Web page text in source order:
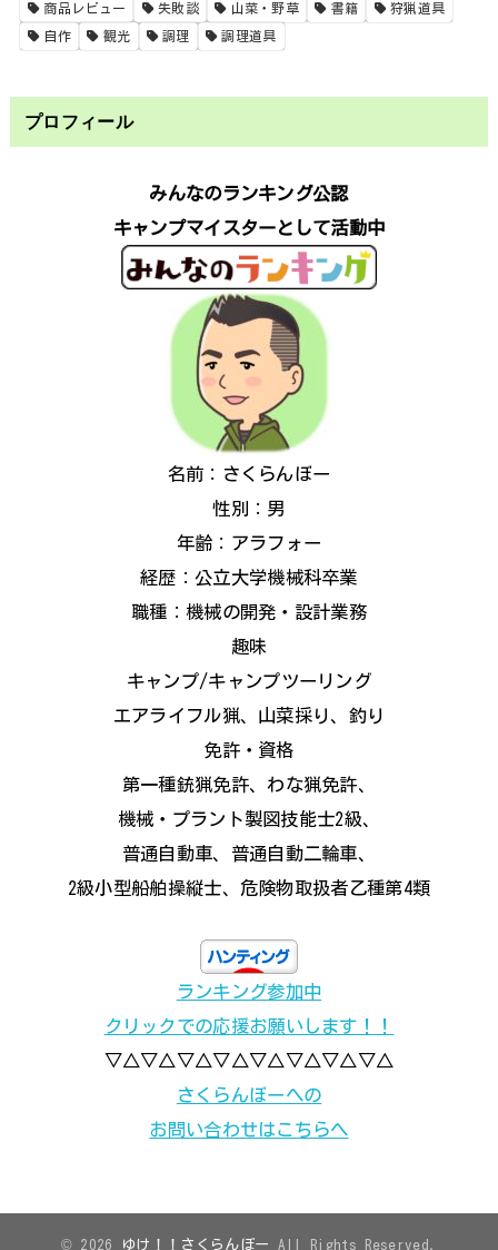
商品レビュー 失敗談 山菜・野草 書籍 狩猟道具
自作 観光 調理 調理道具
プロフィール
みんなのランキング公認
キャンプマイスターとして活動中
名前：さくらんぼー
性別：男
年齢：アラフォー
経歴：公立大学機械科卒業
職種：機械の開発・設計業務
趣味
キャンプ/キャンプツーリング
エアライフル猟、山菜採り、釣り
免許・資格
第一種銃猟免許、わな猟免許、
機械・プラント製図技能士2級、
普通自動車、普通自動二輪車、
2級小型船舶操縦士、危険物取扱者乙種第4類
ランキング参加中
クリックでの応援お願いします！！
▽△▽△▽△▽△▽△▽△▽△▽△
さくらんぼーへの
お問い合わせはこちらへ
© 2026 ゆけ！！さくらんぼー All Rights Reserved.